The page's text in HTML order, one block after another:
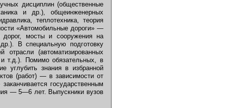
дисциплин (общественные
и др.), общеинженерных
теплотехника, теория
«Автомобильные дороги» —
дорог, мосты и сооружения на
В специальную подготовку
отрасли (автоматизированных
и т.д.). Помимо обязательных, в
углубить знания в избранной
(работ) — в зависимости от
государственным
— 5—6 лет. Выпускники вузов